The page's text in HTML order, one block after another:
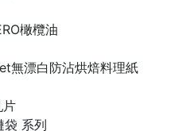
橄欖油
無漂白防沾烘焙料理紙
片
袋 系列